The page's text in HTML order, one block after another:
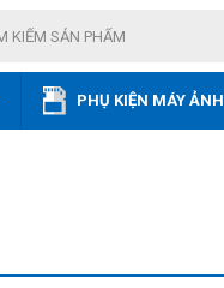
PHỤ KIỆN MÁY ẢNH